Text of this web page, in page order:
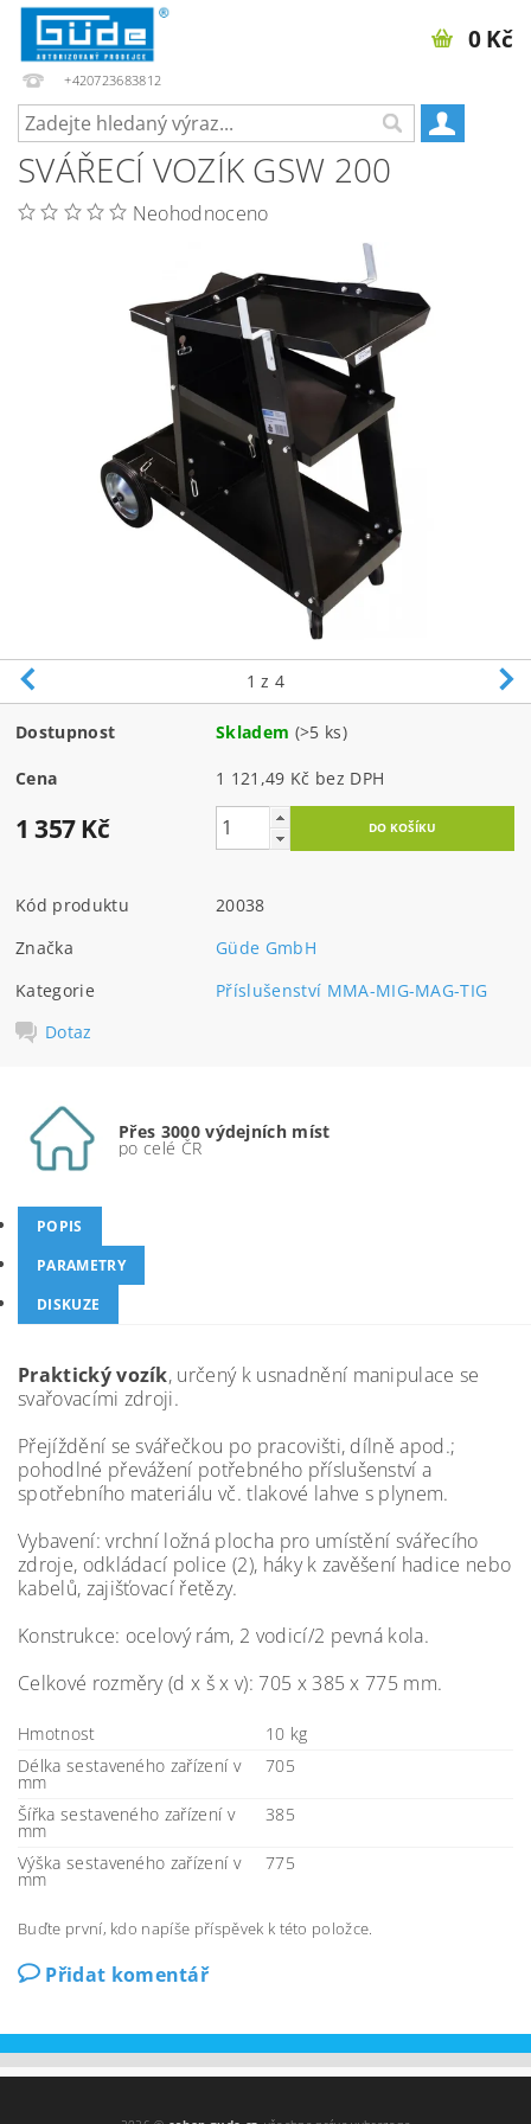
+420723683812
0 Kč
SVÁŘECÍ VOZÍK GSW 200
Neohodnoceno
1 z 4
Dostupnost Skladem (>5 ks)
Cena 1 121,49 Kč bez DPH
1 357 Kč
Kód produktu
20038
Značka
Güde GmbH
Kategorie
Příslušenství MMA-MIG-MAG-TIG
Dotaz
Přes 3000 výdejních míst
po celé ČR
POPIS
PARAMETRY
DISKUZE
Praktický vozík, určený k usnadnění manipulace se
svařovacími zdroji.
Přejíždění se svářečkou po pracovišti, dílně apod.;
pohodlné převážení potřebného příslušenství a
spotřebního materiálu vč. tlakové lahve s plynem.
Vybavení: vrchní ložná plocha pro umístění svářecího
zdroje, odkládací police (2), háky k zavěšení hadice nebo
kabelů, zajišťovací řetězy.
Konstrukce: ocelový rám, 2 vodicí/2 pevná kola.
Celkové rozměry (d x š x v): 705 x 385 x 775 mm.
Hmotnost
10 kg
Délka sestaveného zařízení v
mm
705
Šířka sestaveného zařízení v
mm
385
Výška sestaveného zařízení v
mm
775
Buďte první, kdo napíše příspěvek k této položce.
Přidat komentář